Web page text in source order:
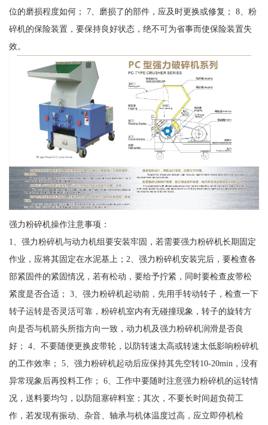
位的磨损程度如何； 7、磨损了的部件，应及时更换或修复； 8、粉
碎机的保险装置，要保持良好状态，绝不可为省事而使保险装置失
效。
强力粉碎机操作注意事项：
1、强力粉碎机与动力机组要安装牢固，若需要强力粉碎机长期固定
作业，应将其固定在水泥基上；2、强力粉碎机安装完后，要检查各
部紧固件的紧固情况，若有松动，要给予拧紧，同时要检查皮带松
紧度是否合适； 3、强力粉碎机起动前，先用手转动转子，检查一下
转子运转是否灵活可靠，粉碎机室内有无碰撞现象，转子的旋转方
向是否与机箭头所指方向一致，动力机及强力粉碎机润滑是否良
好； 4、不要随便更换皮带轮，以防转速太高或转速太低影响粉碎机
的工作效率； 5、强力粉碎机起动后应保持其先空转10-20min，没有
异常现象后再投料工作； 6、工作中要随时注意强力粉碎机的运转情
况，送料要均匀，以防阻塞碎料室；其次，不要长时间超负荷工
作，若发现有振动、杂音、轴承与机体温度过高，应立即停机检